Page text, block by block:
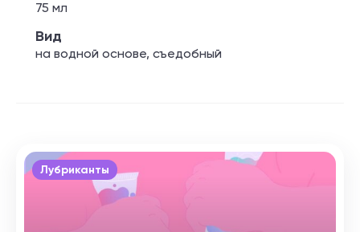
75 мл
Вид
на водной основе, съедобный
Лубриканты